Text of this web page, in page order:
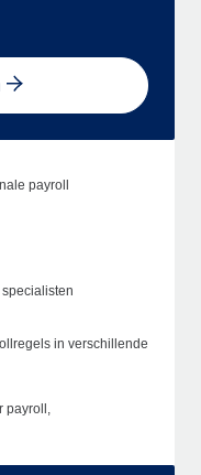
payroll
in verschillende
payroll,